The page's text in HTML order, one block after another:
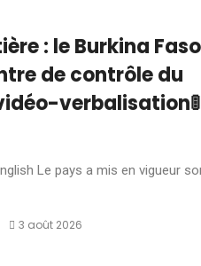
: le Burkina Faso
de contrôle du
verbalisation🚦
Le pays a mis en vigueur
3 août 2026